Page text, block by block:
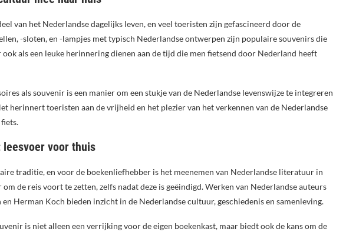
van het Nederlandse dagelijks leven, en veel toeristen zijn gefascineerd door de
-sloten, en -lampjes met typisch Nederlandse ontwerpen zijn populaire souvenirs die
als een leuke herinnering dienen aan de tijd die men fietsend door Nederland heeft
als souvenir is een manier om een stukje van de Nederlandse levenswijze te integreren
herinnert toeristen aan de vrijheid en het plezier van het verkennen van de Nederlandse
voor thuis
traditie, en voor de boekenliefhebber is het meenemen van Nederlandse literatuur in
de reis voort te zetten, zelfs nadat deze is geëindigd. Werken van Nederlandse auteurs
Herman Koch bieden inzicht in de Nederlandse cultuur, geschiedenis en samenleving.
is niet alleen een verrijking voor de eigen boekenkast, maar biedt ook de kans om de